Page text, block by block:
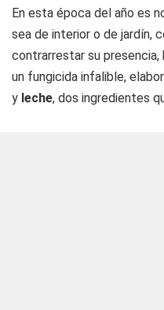
En esta época del año es
sea de interior o de jardín,
contrarrestar su presencia,
un fungicida infalible,
y leche, dos ingredientes